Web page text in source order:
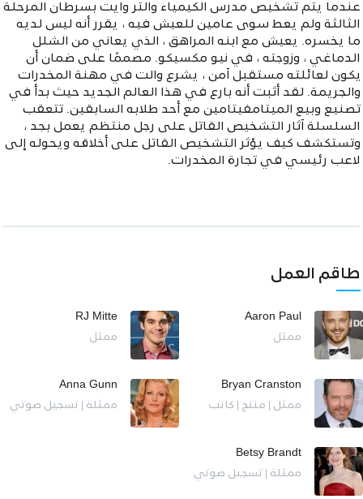
عندما يتم تشخيص مدرس الكيمياء والتر وايت بسرطان المرحلة
الثالثة ولم يعط سوى عامين للعيش فيه ، يقرر أنه ليس لديه
ما يخسره. يعيش مع ابنه المراهق ، الذي يعاني من الشلل
الدماغي ، وزوجته ، في نيو مكسيكو. مصممًا على ضمان أن
يكون لعائلته مستقبل آمن ، يشرع والت في مهنة المخدرات
والجريمة. لقد أثبت أنه بارع في هذا العالم الجديد حيث بدأ في
تصنيع وبيع الميتامفيتامين مع أحد طلابه السابقين. تتعقب
السلسلة آثار التشخيص القاتل على رجل منتظم يعمل بجد ،
وتستكشف كيف يؤثر التشخيص القاتل على أخلاقه ويحوله إلى
لاعب رئيسي في تجارة المخدرات.
طاقم العمل
Aaron Paul
ممثل
RJ Mitte
ممثل
Bryan Cranston
ممثل | منتج | كاتب
Anna Gunn
ممثلة | تسجيل صوتي
Betsy Brandt
ممثلة | تسجيل صوتي